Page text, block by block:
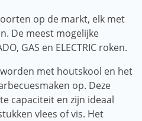
op de markt, elk met
De meest mogelijke
GAS en ELECTRIC roken.
met houtskool en het
op. Deze
capaciteit en zijn ideaal
vlees of vis. Het